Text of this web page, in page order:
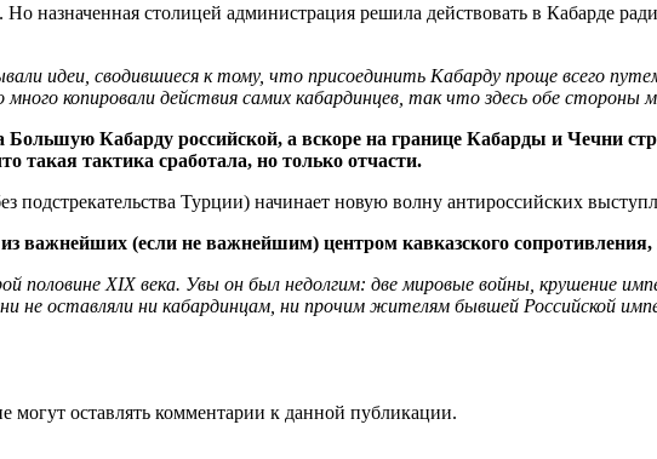
Но назначенная столицей администрация решила действовать в Кабарде
идеи, сводившиеся к тому, что присоединить Кабарду проще всего
копировали действия самих кабардинцев, так что здесь обе стороны
Большую Кабарду российской, а вскоре на границе Кабарды и Чечни
такая тактика сработала, но только отчасти.
подстрекательства Турции) начинает новую волну антироссийских
важнейших (если не важнейшим) центром кавказского сопротивления,
половине XIX века. Увы он был недолгим: две мировые войны, крушение
не оставляли ни кабардинцам, ни прочим жителям бывшей Российской
могут оставлять комментарии к данной публикации.